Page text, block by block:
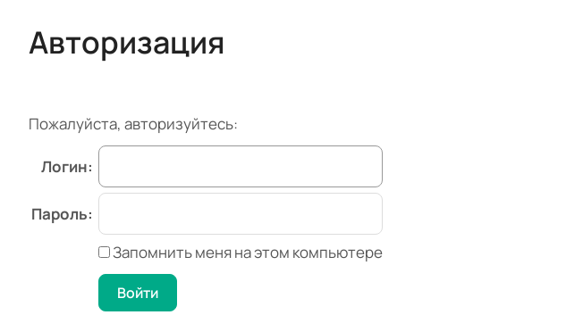
Авторизация
Пожалуйста, авторизуйтесь:
Логин:
Пароль:
Запомнить меня на этом компьютере